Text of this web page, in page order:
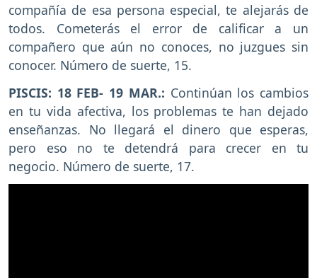
compañía de esa persona especial, te alejarás de
todos. Cometerás el error de calificar a un
compañero que aún no conoces, no juzgues sin
conocer. Número de suerte, 15.
PISCIS: 18 FEB- 19 MAR.: Continúan los cambios
en tu vida afectiva, los problemas te han dejado
enseñanzas. No llegará el dinero que esperas,
pero eso no te detendrá para crecer en tu
negocio. Número de suerte, 17.